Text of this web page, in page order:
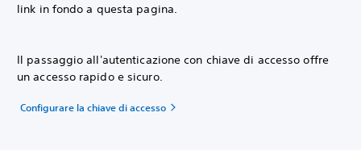
link in fondo a questa pagina.
Il passaggio all'autenticazione con chiave di accesso offre
un accesso rapido e sicuro.
Configurare la chiave di accesso